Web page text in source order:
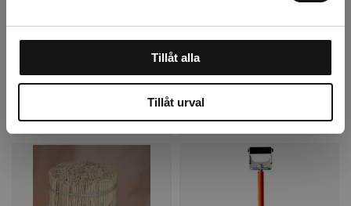
Tillåt alla
Tillåt urval
2 700 kr
st Köp
2 300 kr
st Köp